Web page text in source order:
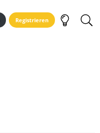
Registrieren